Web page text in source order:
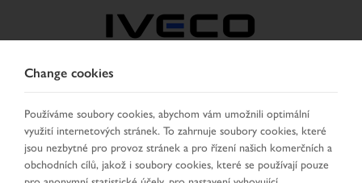
CZECH REPUBLIC /
SLOVAKIA
VYBRAT ZEMI ZMĚNIT JAZYK
Change cookies
Používáme soubory cookies, abychom vám umožnili optimální
využití internetových stránek. To zahrnuje soubory cookies, které
jsou nezbytné pro provoz stránek a pro řízení našich komerčních a
obchodních cílů, jakož i soubory cookies, které se používají pouze